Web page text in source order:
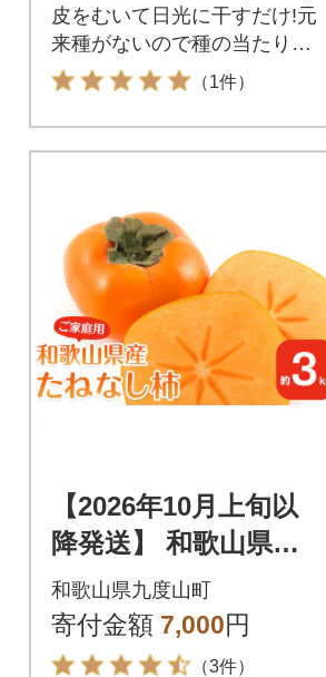
皮をむいて日光に干すだけ!元
来種がないので種の当たりハ
ズレがない!
（1件）
【2026年10月上旬以
降発送】 和歌山県産
平核無柿 【ご家庭
用】 約3kg 満杯詰
和歌山県九度山町
寄付金額 7,000円
（3件）